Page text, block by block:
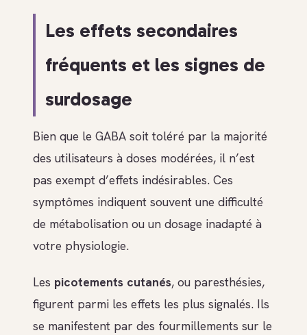
Les effets secondaires
fréquents et les signes de
surdosage
Bien que le GABA soit toléré par la majorité
des utilisateurs à doses modérées, il n’est
pas exempt d’effets indésirables. Ces
symptômes indiquent souvent une difficulté
de métabolisation ou un dosage inadapté à
votre physiologie.
Les picotements cutanés, ou paresthésies,
figurent parmi les effets les plus signalés. Ils
se manifestent par des fourmillements sur le